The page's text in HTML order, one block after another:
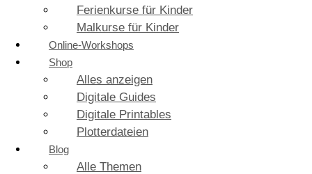
Ferienkurse für Kinder
Malkurse für Kinder
Online-Workshops
Shop
Alles anzeigen
Digitale Guides
Digitale Printables
Plotterdateien
Blog
Alle Themen